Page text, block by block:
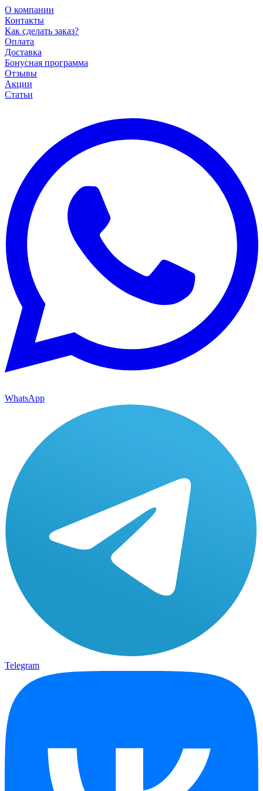
О компании
Контакты
Как сделать заказ?
Оплата
Доставка
Бонусная программа
Отзывы
Акции
Статьи
WhatsApp
Telegram